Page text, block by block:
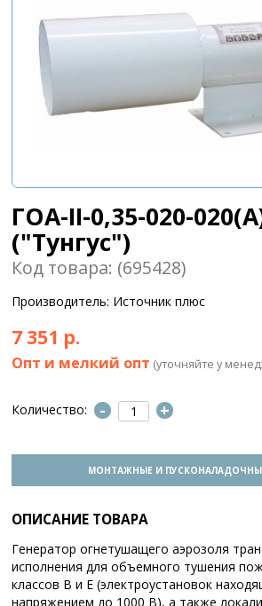
ГОА-II-0,35-020-
("Тунгус")
Код товара: (695428)
Производитель: Источник плюс
7 351 р.
Опт и мелкий опт (уточняйте у
Количество: - +
МОНТАЖНЫЕ И
ОПИСАНИЕ ТОВАРА
Генератор огнетушащего аэрозоля
исполнения для объемного тушения
классов В и Е (электроустановок
напряжением до 1000 В), а также